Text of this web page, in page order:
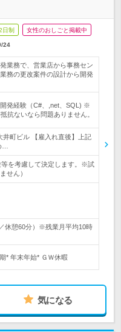
日制 女性のおしごと掲載中
24
業務で、営業店から事務セン
務の更改案件の設計から開発
発経験（C#、,net、SQL) ※
抗ないなら問題ありません。
町ビル 【雇入れ直後】上記
…
を考慮して決定します。※試
せん）
休憩60分）※残業月平均10時
* 年末年始* ＧＷ休暇
気になる